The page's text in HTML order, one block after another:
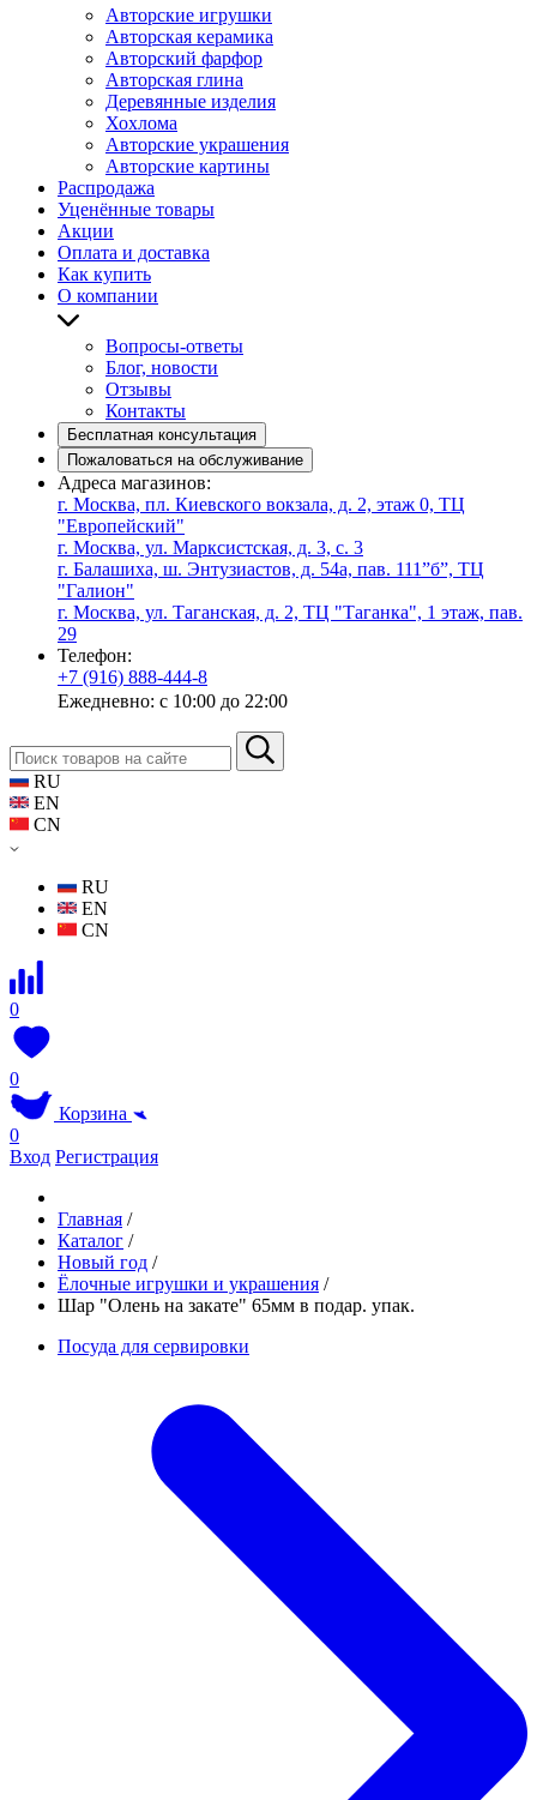
Авторские игрушки
Авторская керамика
Авторский фарфор
Авторская глина
Деревянные изделия
Хохлома
Авторские украшения
Авторские картины
Распродажа
Уценённые товары
Акции
Оплата и доставка
Как купить
О компании
Вопросы-ответы
Блог, новости
Отзывы
Контакты
Бесплатная консультация
Пожаловаться на обслуживание
Адреса магазинов:
г. Москва, пл. Киевского вокзала, д. 2, этаж 0, ТЦ
"Европейский"
г. Москва, ул. Марксистская, д. 3, с. 3
г. Балашиха, ш. Энтузиастов, д. 54а, пав. 111”б”, ТЦ
"Галион"
г. Москва, ул. Таганская, д. 2, ТЦ "Таганка", 1 этаж, пав.
29
Телефон:
+7 (916) 888-444-8
Ежедневно: с 10:00 до 22:00
RU
EN
CN
RU
EN
CN
0
0
Корзина
0
Вход Регистрация
Главная /
Каталог /
Новый год /
Ёлочные игрушки и украшения /
Шар "Олень на закате" 65мм в подар. упак.
Посуда для сервировки